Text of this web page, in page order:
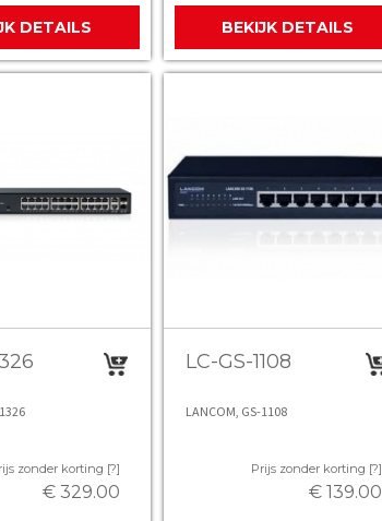
DETAILS BEKIJK DETAILS
zonder korting [?]
€ 329.00
LC-GS-1108
LANCOM, GS-1108
Prijs zonder korting [?]
€ 139.00